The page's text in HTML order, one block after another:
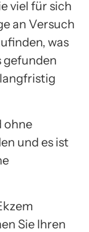
viel für sich
an Versuch
was
gefunden
ohne
und es ist
Sie Ihren